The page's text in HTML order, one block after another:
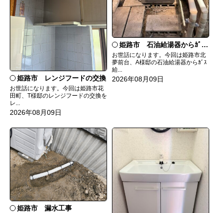
姫路市 レンジフードの交換
お世話になります。今回は姫路市花
田町、T様邸のレンジフードの交換を
レ...
2026年08月09日
姫路市 石油給湯器からｶﾞｽ給湯器へ取替
お世話になります。今回は姫路市北
夢前台、A様邸の石油給湯器からｶﾞｽ
給...
2026年08月09日
姫路市 漏水工事